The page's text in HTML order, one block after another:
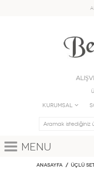
KURUMSAL
Menu
Anasayfa Üçlü